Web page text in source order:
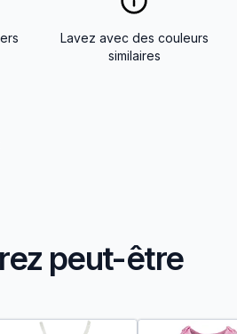
Lavez avec des couleurs
similaires
peut-être